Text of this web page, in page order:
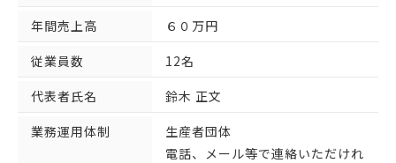
年間売上高
６０万円
従業員数
12名
代表者氏名
鈴木 正文
業務運用体制
生産者団体
電話、メール等で連絡いただけれ